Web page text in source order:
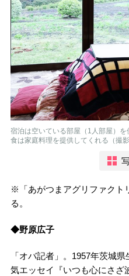
宿泊は空いている部屋（1人部屋）
食は家庭料理を提供してくれる（撮影
※「あがつまアグリファクト
る。
◆野原広子
「オバ記者」。1957年茨城
気エッセイ『いつも心にさざ